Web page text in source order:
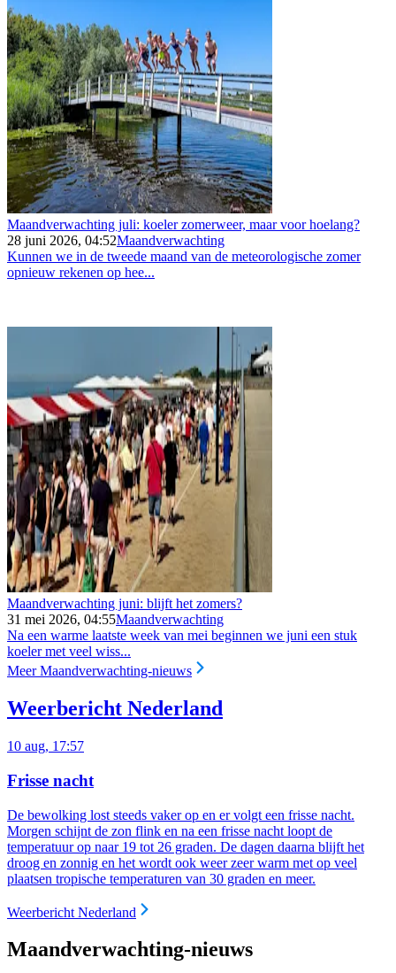
Maandverwachting juli: koeler zomerweer, maar voor hoelang?
28 juni 2026, 04:52Maandverwachting
Kunnen we in de tweede maand van de meteorologische zomer
opnieuw rekenen op hee...
Maandverwachting juni: blijft het zomers?
31 mei 2026, 04:55Maandverwachting
Na een warme laatste week van mei beginnen we juni een stuk
koeler met veel wiss...
Meer Maandverwachting-nieuws
Weerbericht Nederland
10 aug, 17:57
Frisse nacht
De bewolking lost steeds vaker op en er volgt een frisse nacht.
Morgen schijnt de zon flink en na een frisse nacht loopt de
temperatuur op naar 19 tot 26 graden. De dagen daarna blijft het
droog en zonnig en het wordt ook weer zeer warm met op veel
plaatsen tropische temperaturen van 30 graden en meer.
Weerbericht Nederland
Maandverwachting-nieuws